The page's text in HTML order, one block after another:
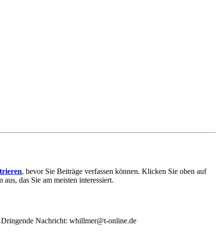
, bevor Sie Beiträge verfassen können. Klicken Sie oben auf
das Sie am meisten interessiert.
Nachricht: whillmer@t-online.de